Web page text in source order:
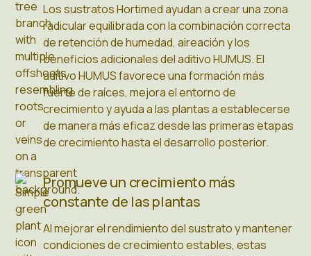
Los sustratos Hortimed ayudan a crear una zona
radicular equilibrada con la combinación correcta
de retención de humedad, aireación y los
beneficios adicionales del aditivo HUMUS. El
aditivo HUMUS favorece una formación más
fuerte de raíces, mejora el entorno de
crecimiento y ayuda a las plantas a establecerse
de manera más eficaz desde las primeras etapas
de crecimiento hasta el desarrollo posterior.
Promueve un crecimiento más
constante de las plantas
Al mejorar el rendimiento del sustrato y mantener
condiciones de crecimiento estables, estas